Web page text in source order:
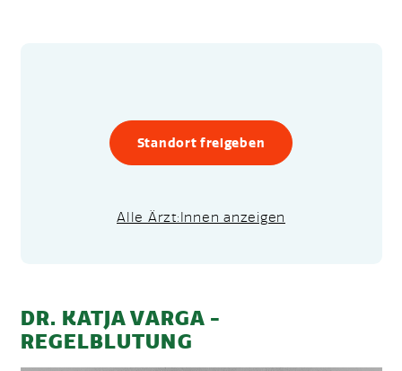
Standort freigeben
Alle Ärzt:Innen anzeigen
DR. KATJA VARGA -
REGELBLUTUNG